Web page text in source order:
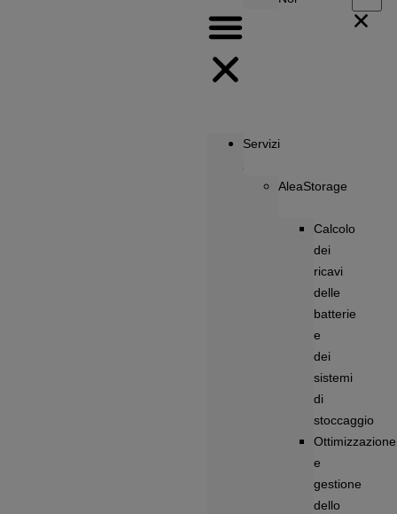
Servizi
AleaStorage
Calcolo
dei
ricavi
delle
batterie
e
dei
sistemi
di
stoccaggio
Ottimizzazione
e
gestione
dello